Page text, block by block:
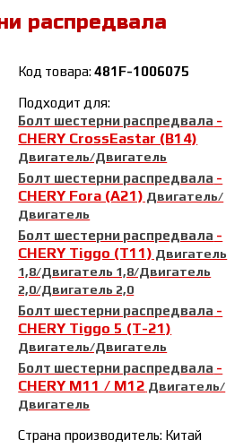
распредвала
Код товара:481F-1006075
Подходит для:
Болт шестерни распредвала -
CHERY CrossEastar (B14)
Двигатель/Двигатель
Болт шестерни распредвала -
CHERY Fora (A21) Двигатель/
Двигатель
Болт шестерни распредвала -
CHERY Tiggo (T11) Двигатель
1,8/Двигатель 1,8/Двигатель
2,0/Двигатель 2,0
Болт шестерни распредвала -
CHERY Tiggo 5 (T-21)
Двигатель/Двигатель
Болт шестерни распредвала -
CHERY М11 / М12 Двигатель/
Двигатель
Страна производитель: Китай